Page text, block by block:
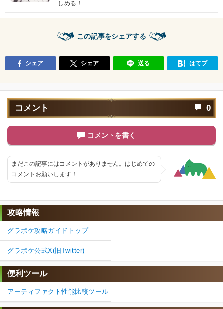
しめる！
この記事をシェアする
シェア シェア 送る はてブ
コメント 0
コメントを書く
まだこの記事にはコメントがありません。はじめての
コメントお願いします！
攻略情報
グラポケ攻略ガイドトップ
グラポケ公式X(旧Twitter)
便利ツール
アーティファクト性能比較ツール